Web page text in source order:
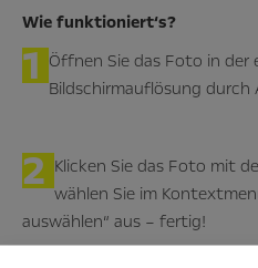
Wie funktioniert‘s?
1 Öffnen Sie das Foto in der
Bildschirmauflösung durch
2 Klicken Sie das Foto mit
wählen Sie im
auswählen“ aus – fertig!